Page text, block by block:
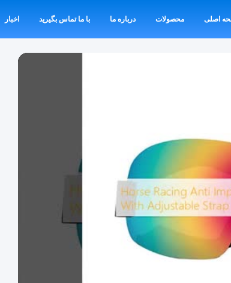
اصلی محصولات درباره ما با ما تماس بگیرید اخبار